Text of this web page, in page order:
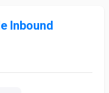
Inbound